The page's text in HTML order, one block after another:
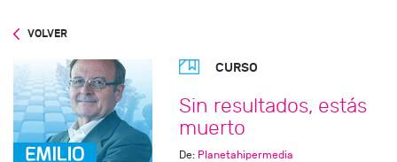
VOLVER
CURSO
Sin resultados, estás
muerto
De: Planetahipermedia